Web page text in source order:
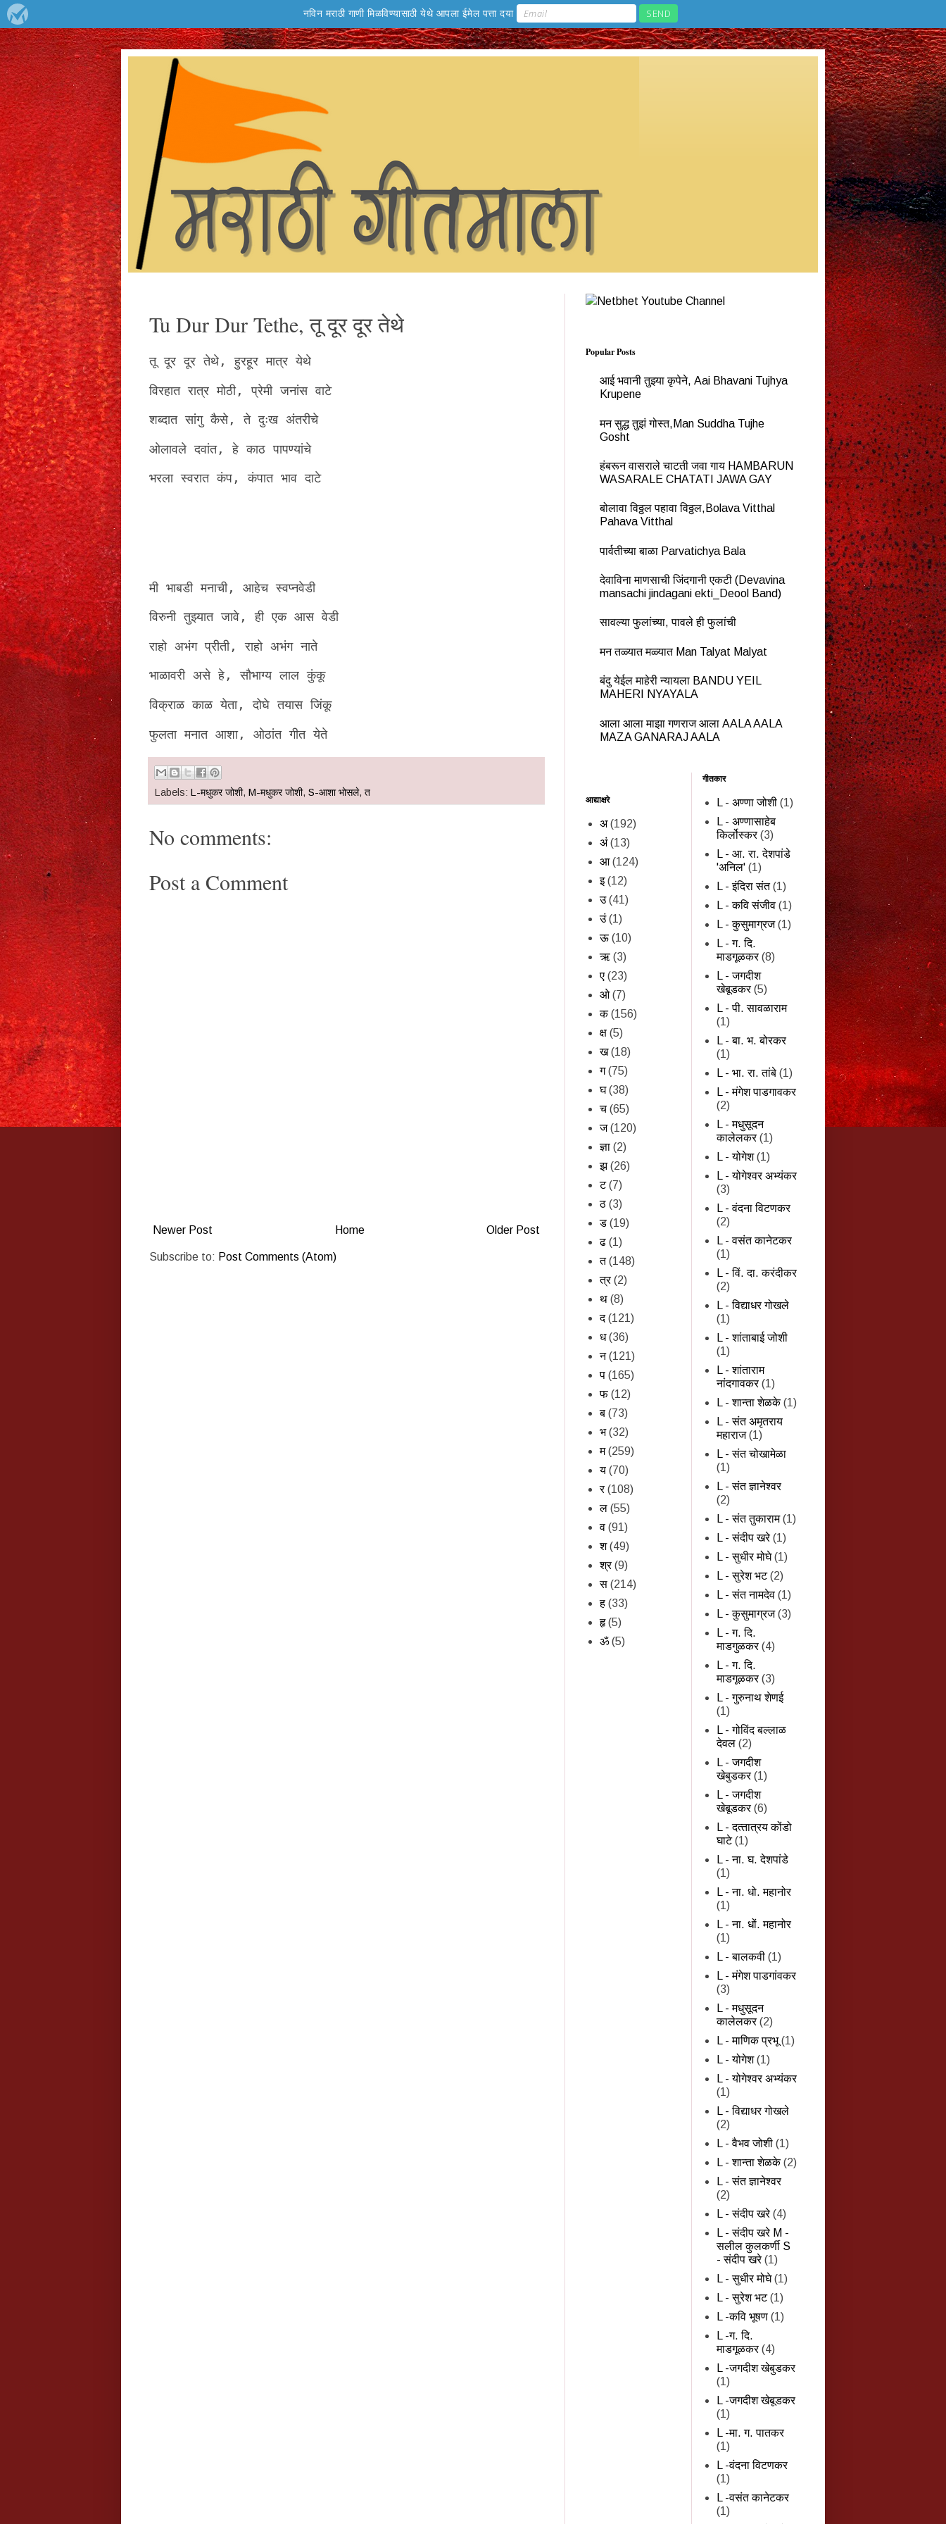
Tu Dur Dur Tethe, तू दूर दूर तेथे
तू दूर दूर तेथे, हुरहूर मात्र येथे
विरहात रात्र मोठी, प्रेमी जनांस वाटे
शब्दात सांगु कैसे, ते दुःख अंतरीचे
ओलावले दवांत, हे काठ पापण्यांचे
भरला स्वरात कंप, कंपात भाव दाटे
मी भाबडी मनाची, आहेच स्वप्नवेडी
विरुनी तुझ्यात जावे, ही एक आस वेडी
राहो अभंग प्रीती, राहो अभंग नाते
भाळावरी असे हे, सौभाग्य लाल कुंकू
विक्राळ काळ येता, दोघे तयास जिंकू
फुलता मनात आशा, ओठांत गीत येते
Labels: L-मधुकर जोशी, M-मधुकर जोशी, S-आशा भोसले, त
No comments:
Post a Comment
Newer Post Older Post
Home
Subscribe to: Post Comments (Atom)
Popular Posts
आई भवानी तुझ्या कृपेने, Aai Bhavani Tujhya
Krupene
मन सुद्ध तुझं गोस्त,Man Suddha Tujhe
Gosht
हंबरून वासराले चाटती जवा गाय HAMBARUN
WASARALE CHATATI JAWA GAY
बोलावा विठ्ठल पहावा विठ्ठल,Bolava Vitthal
Pahava Vitthal
पार्वतीच्या बाळा Parvatichya Bala
देवाविना माणसाची जिंदगानी एकटी (Devavina
mansachi jindagani ekti_Deool Band)
सावल्या फुलांच्या, पावले ही फुलांची
मन तळ्यात मळ्यात Man Talyat Malyat
बंदु येईल माहेरी न्यायला BANDU YEIL
MAHERI NYAYALA
आला आला माझा गणराज आला AALA AALA
MAZA GANARAJ AALA
आद्याक्षरे
अ (192)
अं (13)
आ (124)
इ (12)
उ (41)
उं (1)
ऊ (10)
ऋ (3)
ए (23)
ओ (7)
क (156)
क्ष (5)
ख (18)
ग (75)
घ (38)
च (65)
ज (120)
ज्ञा (2)
झ (26)
ट (7)
ठ (3)
ड (19)
ढ (1)
त (148)
त्र (2)
थ (8)
द (121)
ध (36)
न (121)
प (165)
फ (12)
ब (73)
भ (32)
म (259)
य (70)
र (108)
ल (55)
व (91)
श (49)
श्र (9)
स (214)
ह (33)
हृ (5)
ॐ (5)
गीतकार
L - अण्णा जोशी (1)
L - अण्णासाहेब
किर्लोस्कर (3)
L - आ. रा. देशपांडे
'अनिल' (1)
L - इंदिरा संत (1)
L - कवि संजीव (1)
L - कुसुमाग्रज (1)
L - ग. दि.
माडगूळकर (8)
L - जगदीश
खेबूडकर (5)
L - पी. सावळाराम
(1)
L - बा. भ. बोरकर
(1)
L - भा. रा. तांबे (1)
L - मंगेश पाडगावकर
(2)
L - मधुसूदन
कालेलकर (1)
L - योगेश (1)
L - योगेश्वर अभ्यंकर
(3)
L - वंदना विटणकर
(2)
L - वसंत कानेटकर
(1)
L - विं. दा. करंदीकर
(2)
L - विद्याधर गोखले
(1)
L - शांताबाई जोशी
(1)
L - शांताराम
नांदगावकर (1)
L - शान्‍ता शेळके (1)
L - संत अमृतराय
महाराज (1)
L - संत चोखामेळा
(1)
L - संत ज्ञानेश्वर
(2)
L - संत तुकाराम (1)
L - संदीप खरे (1)
L - सुधीर मोघे (1)
L - सुरेश भट (2)
L - संत नामदेव (1)
L - कुसुमाग्रज (3)
L - ग. दि.
माडगुळकर (4)
L - ग. दि.
माडगूळकर (3)
L - गुरुनाथ शेणई
(1)
L - गोविंद बल्लाळ
देवल (2)
L - जगदीश
खेबुडकर (1)
L - जगदीश
खेबूडकर (6)
L - दत्‍तात्रय कोंडो
घाटे (1)
L - ना. घ. देशपांडे
(1)
L - ना. धो. महानोर
(1)
L - ना. धों. महानोर
(1)
L - बालकवी (1)
L - मंगेश पाडगांवकर
(3)
L - मधुसूदन
कालेलकर (2)
L - माणिक प्रभू (1)
L - योगेश (1)
L - योगेश्वर अभ्यंकर
(1)
L - विद्याधर गोखले
(2)
L - वैभव जोशी (1)
L - शान्‍ता शेळके (2)
L - संत ज्ञानेश्वर
(2)
L - संदीप खरे (4)
L - संदीप खरे M -
सलील कुलकर्णी S
- संदीप खरे (1)
L - सुधीर मोघे (1)
L - सुरेश भट (1)
L -कवि भूषण (1)
L -ग. दि.
माडगूळकर (4)
L -जगदीश खेबुडकर
(1)
L -जगदीश खेबूडकर
(1)
L -मा. ग. पातकर
(1)
L -वंदना विटणकर
(1)
L -वसंत कानेटकर
(1)